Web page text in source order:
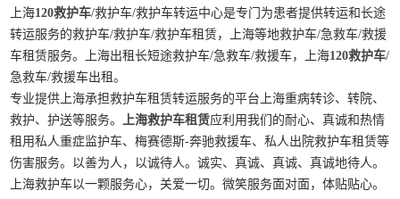
上海120救护车/救护车/救护车转运中心是专门为患者提供转运和长途
转运服务的救护车/救护车/救护车租赁，上海等地救护车/急救车/救援
车租赁服务。上海出租长短途救护车/急救车/救援车，上海120救护车/
急救车/救援车出租。
专业提供上海承担救护车租赁转运服务的平台上海重病转诊、转院、
救护、护送等服务。上海救护车租赁应利用我们的耐心、真诚和热情
租用私人重症监护车、梅赛德斯-奔驰救援车、私人出院救护车租赁等
伤害服务。以善为人，以诚待人。诚实、真诚、真诚、真诚地待人。
上海救护车以一颗服务心，关爱一切。微笑服务面对面，体贴贴心。